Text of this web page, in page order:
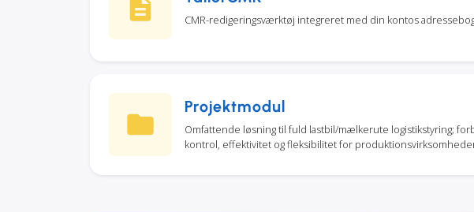
CMR-redigeringsværktøj integreret med din kontos
Projektmodul
Omfattende løsning til fuld lastbil/mælkerute logistikstyring;
kontrol, effektivitet og fleksibilitet for